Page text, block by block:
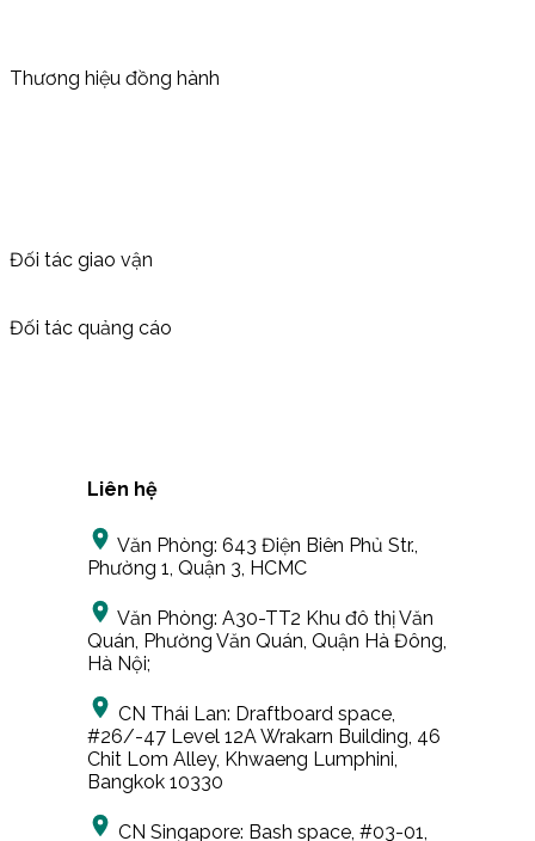
Thương hiệu đồng hành
Đối tác giao vận
Đối tác quảng cáo
Liên hệ
Văn Phòng: 643 Điện Biên Phủ Str.,
Phường 1, Quận 3, HCMC
Văn Phòng: A30-TT2 Khu đô thị Văn
Quán, Phường Văn Quán, Quận Hà Đông,
Hà Nội;
CN Thái Lan: Draftboard space,
#26/-47 Level 12A Wrakarn Building, 46
Chit Lom Alley, Khwaeng Lumphini,
Bangkok 10330
CN Singapore: Bash space, #03-01,